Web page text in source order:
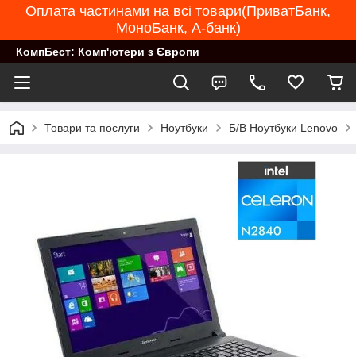
Оплата частинами на всі товари(ПриватБанк,
МоноБанк, А-банк)
КомпБест: Комп'ютери з Європи
Товари та послуги Ноутбуки Б/В Ноутбуки Lenovo